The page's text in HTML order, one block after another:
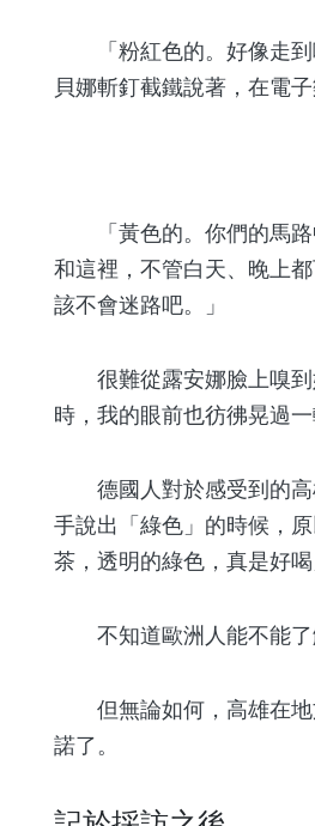
「粉紅色的。好像走到
貝娜斬釘截鐵說著，在電
「黃色的。你們的馬路
和這裡，不管白天、晚上
該不會迷路吧。」
很難從露安娜臉上嗅到
時，我的眼前也彷彿晃過一
德國人對於感受到的高
手說出「綠色」的時候，
茶，透明的綠色，真是好喝
不知道歐洲人能不能了
但無論如何，高雄在地
諾了。